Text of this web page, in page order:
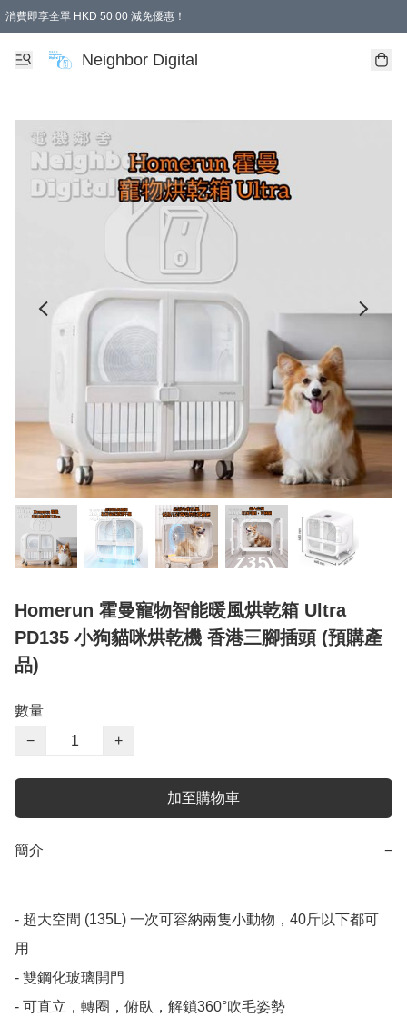
消費即享全單 HKD 50.00 減免優惠！
Neighbor Digital
Homerun 霍曼寵物智能暖風烘乾箱 Ultra
PD135 小狗貓咪烘乾機 香港三腳插頭 (預購產
品)
數量
−
+
加至購物車
簡介 −
- 超大空間 (135L) 一次可容納兩隻小動物，40斤以下都可
用
- 雙鋼化玻璃開門
- 可直立，轉圈，俯臥，解鎖360°吹毛姿勢